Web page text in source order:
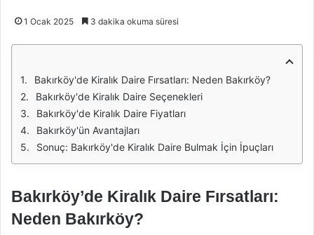
1 Ocak 2025 3 dakika okuma süresi
Bakırköy'de Kiralık Daire Fırsatları: Neden Bakırköy?
Bakırköy'de Kiralık Daire Seçenekleri
Bakırköy'de Kiralık Daire Fiyatları
Bakırköy'ün Avantajları
Sonuç: Bakırköy'de Kiralık Daire Bulmak İçin İpuçları
Bakırköy’de Kiralık Daire Fırsatları:
Neden Bakırköy?